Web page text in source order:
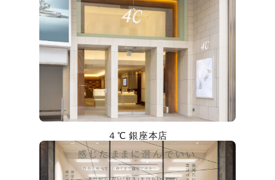
すべてのジュエリー
４℃ 銀座本店